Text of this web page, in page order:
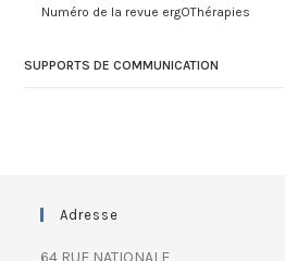
Numéro de la revue ergOThérapies
SUPPORTS DE COMMUNICATION
Adresse
64 RUE NATIONALE